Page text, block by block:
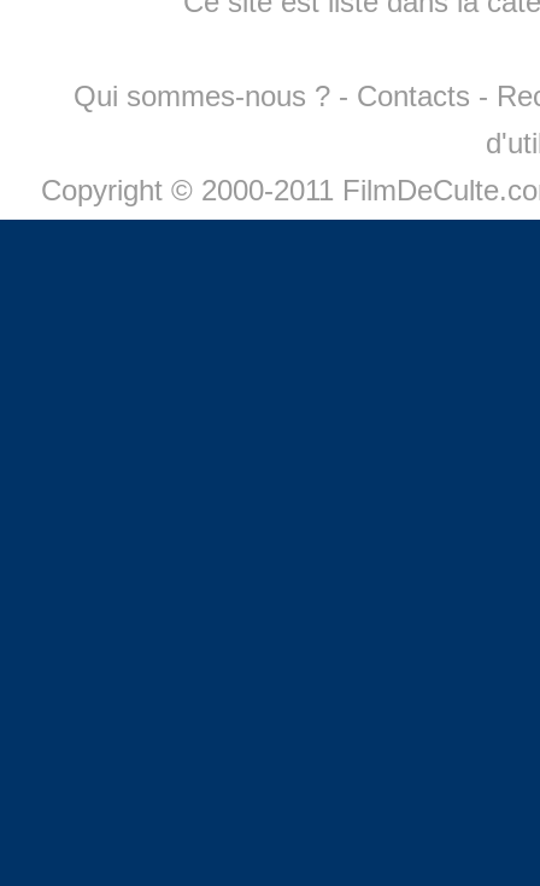
Qui sommes-nous ? - Contacts -
Copyright © 2000-2011